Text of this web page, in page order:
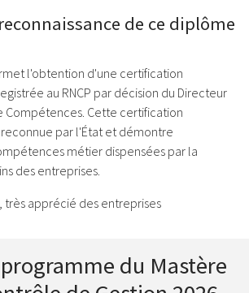
de ce diplôme
l'obtention d'une certification
au RNCP par décision du Directeur
Compétences. Cette certification
par l'État et démontre
métier dispensées par la
des entreprises.
très apprécié des entreprises
du Mastère